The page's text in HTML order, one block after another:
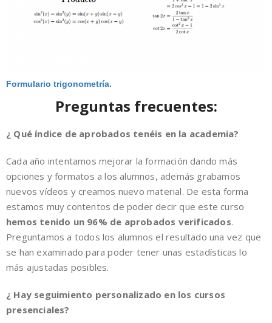
Formulario trigonometría.
Preguntas frecuentes:
¿ Qué índice de aprobados tenéis en la academia?
Cada año intentamos mejorar la formación dando más
opciones y formatos a los alumnos, además grabamos
nuevos vídeos y creamos nuevo material. De esta forma
estamos muy contentos de poder decir que este curso
hemos tenido un 96% de aprobados verificados.
Preguntamos a todos los alumnos el resultado una vez que
se han examinado para poder tener unas estadísticas lo
más ajustadas posibles.
¿ Hay seguimiento personalizado en los cursos
presenciales?